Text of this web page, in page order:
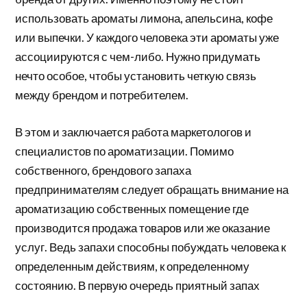
использовать ароматы лимона, апельсина, кофе
или выпечки. У каждого человека эти ароматы уже
ассоциируются с чем-либо. Нужно придумать
нечто особое, чтобы установить четкую связь
между брендом и потребителем.
В этом и заключается работа маркетологов и
специалистов по ароматизации. Помимо
собственного, брендового запаха
предпринимателям следует обращать внимание на
ароматизацию собственных помещение где
производится продажа товаров или же оказание
услуг. Ведь запахи способны побуждать человека к
определенным действиям, к определенному
состоянию. В первую очередь приятный запах